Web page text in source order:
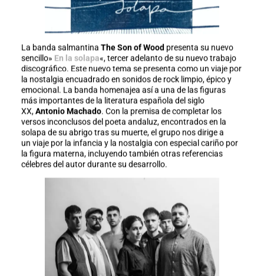
La banda salmantina The Son of Wood presenta su nuevo
sencillo» En la solapa«, tercer adelanto de su nuevo trabajo
discográfico. Este nuevo tema se presenta como un viaje por
la nostalgia encuadrado en sonidos de rock limpio, épico y
emocional. La banda homenajea así a una de las figuras
más importantes de la literatura española del siglo
XX, Antonio Machado. Con la premisa decompletar los
versos inconclusos del poeta andaluz, encontrados en la
solapa de su abrigo tras su muerte, el grupo nos dirige a
un viaje por la infancia y la nostalgia con especial cariño por
la figura materna, incluyendo también otras referencias
célebres del autor durante su desarrollo.